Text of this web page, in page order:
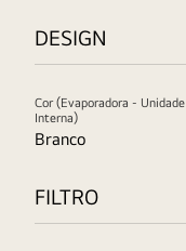
DESIGN
Cor (Evaporadora - Unidade
Interna)
Branco
FILTRO